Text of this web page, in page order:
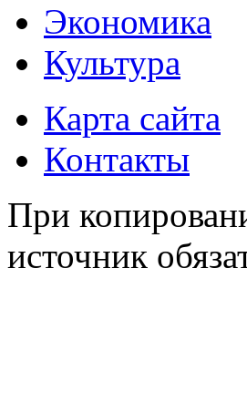
Экономика
Культура
Карта сайта
Контакты
При
источник